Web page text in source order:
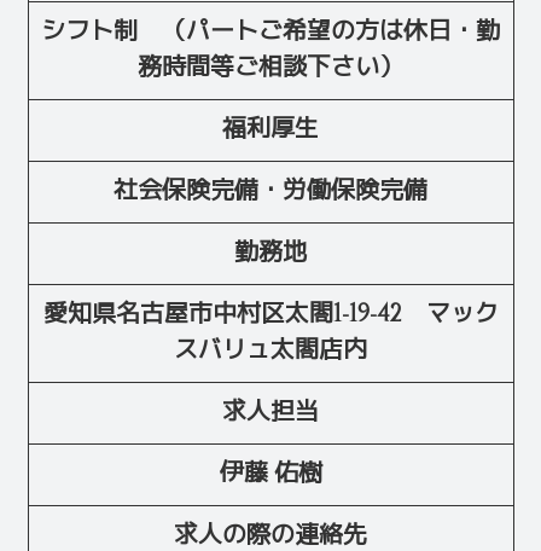
シフト制 （パートご希望の方は休日・勤
務時間等ご相談下さい）
福利厚生
社会保険完備・労働保険完備
勤務地
愛知県名古屋市中村区太閤1-19-42 マック
スバリュ太閤店内
求人担当
伊藤 佑樹
求人の際の連絡先